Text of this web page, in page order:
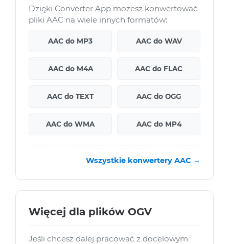
Dzięki Converter App możesz konwertować
pliki AAC na wiele innych formatów:
AAC do MP3 AAC do WAV
AAC do M4A AAC do FLAC
AAC do TEXT AAC do OGG
AAC do WMA AAC do MP4
Wszystkie konwertery AAC →
Więcej dla plików OGV
Jeśli chcesz dalej pracować z docelowym